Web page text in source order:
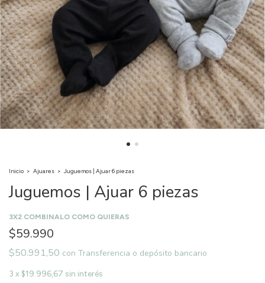
Inicio > Ajuares > Juguemos | Ajuar 6 piezas
Juguemos | Ajuar 6 piezas
3X2 COMBINALO COMO QUIERAS
$59.990
$50.991,50 con Transferencia o depósito bancario
3 x $19.996,67 sin interés